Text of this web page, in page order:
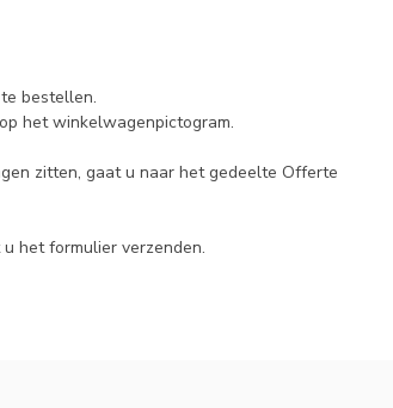
bestellen.
het winkelwagenpictogram.
zitten, gaat u naar het gedeelte Offerte
het formulier verzenden.